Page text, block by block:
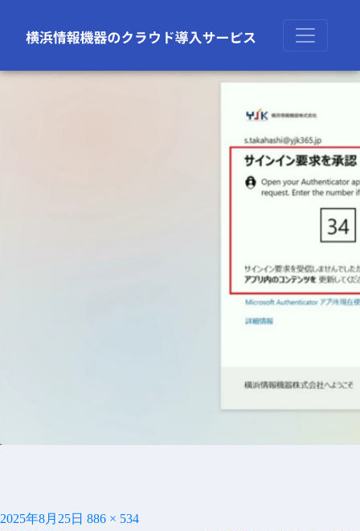
次の画像
投
2025年8月25日 フ
886 × 534